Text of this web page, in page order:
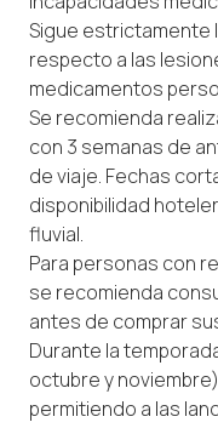
Sigue estrictamente
respecto a las
medicamentos
Se recomienda
con 3 semanas de
de viaje. Fechas
disponibilidad
fluvial.
Para personas con
se recomienda
antes de comprar
Durante la
octubre y
permitiendo a las